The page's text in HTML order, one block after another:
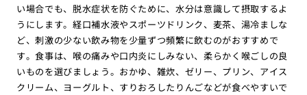
い場合でも、脱水症状を防ぐために、水分は意識して摂取するよ
うにします。経口補水液やスポーツドリンク、麦茶、湯冷ましな
ど、刺激の少ない飲み物を少量ずつ頻繁に飲むのがおすすめで
す。食事は、喉の痛みや口内炎にしみない、柔らかく喉ごしの良
いものを選びましょう。おかゆ、雑炊、ゼリー、プリン、アイス
クリーム、ヨーグルト、すりおろしたりんごなどが食べやすいで